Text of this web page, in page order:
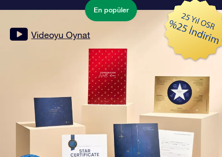
En popüler
Videoyu Oynat